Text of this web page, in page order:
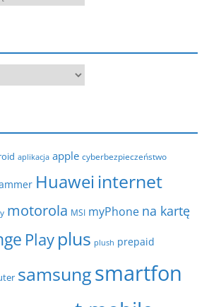
aplikacja apple cyberbezpieczeństwo
Huawei internet
motorola MSI myPhone na kartę
Play plus plush prepaid
samsungsmartfon